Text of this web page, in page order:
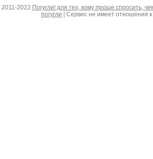
2011-2022 Погугли! для тех, кому проще спросить,
погугли | Сервис не имеет отношения